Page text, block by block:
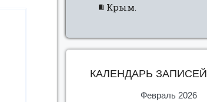
Крым.
КАЛЕНДАРЬ ЗАПИСЕЙ
Февраль 2026